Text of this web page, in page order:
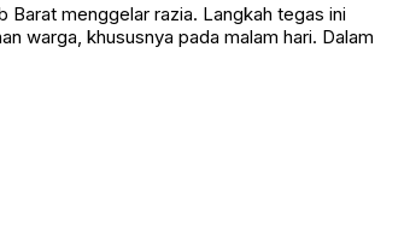
Barat menggelar razia. Langkah tegas ini
warga, khususnya pada malam hari. Dalam